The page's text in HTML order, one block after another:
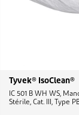
Tyvek® IsoClean®
IC 501 B WH WS,
Stérile, Cat. III, Type